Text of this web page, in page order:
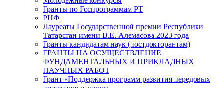
Гранты по Госпрограммам РТ
РНФ
Лауреаты Государственной премии Республики
Татарстан имени В.Е. Алемасова 2023 года
Гранты кандидатам наук (постдокторантам)
ГРАНТЫ НА ОСУЩЕСТВЛЕНИЕ
ФУНДАМЕНТАЛЬНЫХ И ПРИКЛАДНЫХ
НАУЧНЫХ РАБОТ
Грант «Поддержка программ развития передовых